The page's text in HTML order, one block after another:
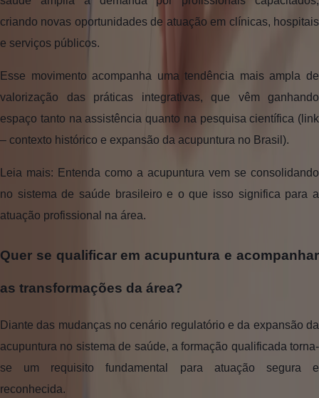
criando novas oportunidades de atuação em clínicas, hospitais
e serviços públicos.
Esse movimento acompanha uma tendência mais ampla de
valorização das práticas integrativas, que vêm ganhando
espaço tanto na assistência quanto na pesquisa científica (link
– contexto histórico e expansão da acupuntura no Brasil).
Leia mais: Entenda como a acupuntura vem se consolidando
no sistema de saúde brasileiro e o que isso significa para a
atuação profissional na área.
Quer se qualificar em acupuntura e acompanhar
as transformações da área?
Diante das mudanças no cenário regulatório e da expansão da
acupuntura no sistema de saúde, a formação qualificada torna-
se um requisito fundamental para atuação segura e
reconhecida.